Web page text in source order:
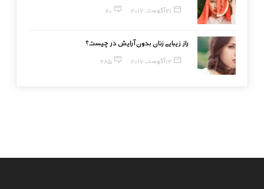
21 آگوست, 2017 80
راز زیبایی زنان بدون آرایش در چیست؟
12 آگوست, 2017 285